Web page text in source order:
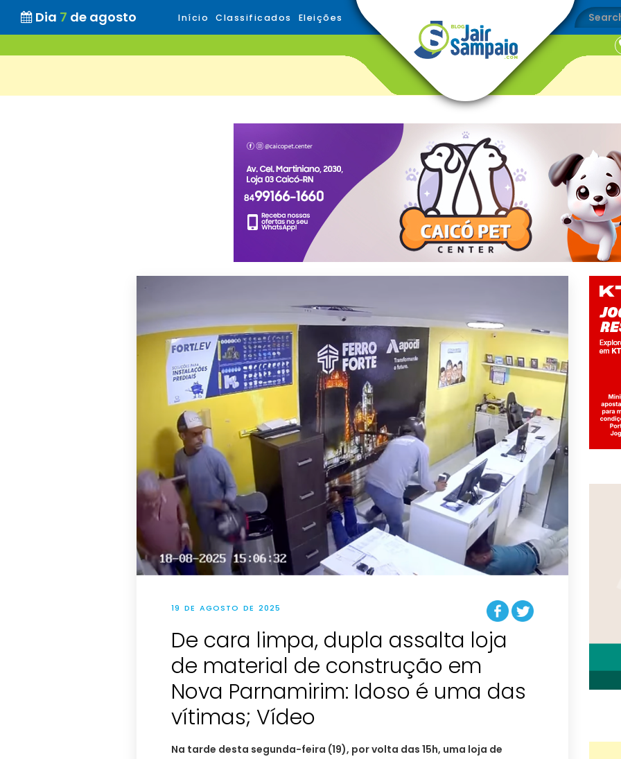
Dia 7 de agosto Início Classificados Eleições
19 DE AGOSTO DE 2025
De cara limpa, dupla assalta loja
de material de construção em
Nova Parnamirim: Idoso é uma das
vítimas; Vídeo
Na tarde desta segunda-feira (19), por volta das 15h, uma loja de